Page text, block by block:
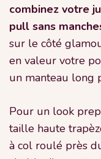
combinez votre
pull sans
sur le côté
en valeur votre
un manteau long
Pour un look
taille haute
à col roulé près